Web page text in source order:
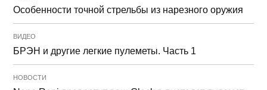
Особенности точной стрельбы из нарезного оружия
ВИДЕО
БРЭН и другие легкие пулеметы. Часть 1
НОВОСТИ